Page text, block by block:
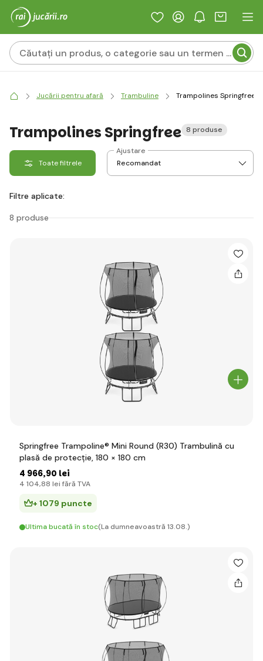
Jucării pentru afară Trambuline Trampolines Springfree
Trampolines Springfree 8 produse
Toate filtrele
Ajustare
Filtre aplicate:
8 produse
Springfree Trampoline® Mini Round (R30) Trambulină cu
plasă de protecție, 180 × 180 cm
4 966,90 lei
4 104,88 lei fără TVA
+ 1079 puncte
Ultima bucată în stoc(La dumneavoastră 13.08.)